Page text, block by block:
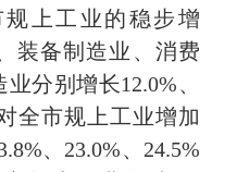
上工业的稳步增
装备制造业、消费
分别增长12.0%、
全市规上工业增加
、23.0%、24.5%